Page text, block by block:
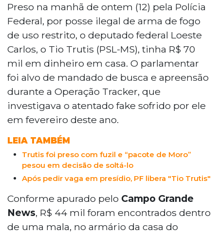
Preso na manhã de ontem (12) pela Polícia
Federal, por posse ilegal de arma de fogo
de uso restrito, o deputado federal Loeste
Carlos, o Tio Trutis (PSL-MS), tinha R$ 70
mil em dinheiro em casa. O parlamentar
foi alvo de mandado de busca e apreensão
durante a Operação Tracker, que
investigava o atentado fake sofrido por ele
em fevereiro deste ano.
LEIA TAMBÉM
Trutis foi preso com fuzil e “pacote de Moro”
pesou em decisão de soltá-lo
Após pedir vaga em presídio, PF libera "Tio Trutis"
Conforme apurado pelo Campo Grande
News, R$ 44 mil foram encontrados dentro
de uma mala, no armário da casa do